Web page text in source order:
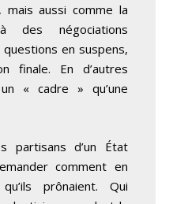
aussi comme la
des négociations
en suspens,
finale. En d’autres
« cadre » qu’une
partisans d’un État
comment en
prônaient. Qui